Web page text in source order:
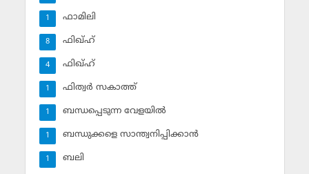
ഫാമിലി
1
ഫിഖ്ഹ്
8
ഫിഖ്ഹ്‌
4
ഫിത്വര്‍ സകാത്ത്‌
1
ബന്ധപ്പെടുന്ന വേളയില്‍
1
ബന്ധുക്കളെ സാന്ത്വനിപ്പിക്കാന്‍
1
ബലി
1